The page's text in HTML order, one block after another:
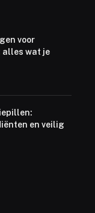
voor
alles wat je
en veilig